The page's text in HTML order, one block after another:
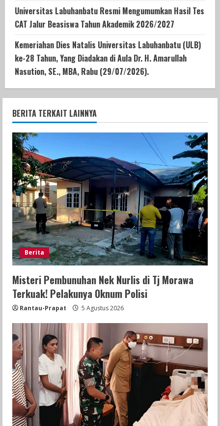
Universitas Labuhanbatu Resmi Mengumumkan Hasil Tes
CAT Jalur Beasiswa Tahun Akademik 2026/2027
Kemeriahan Dies Natalis Universitas Labuhanbatu (ULB)
ke-28 Tahun, Yang Diadakan di Aula Dr. H. Amarullah
Nasution, SE., MBA, Rabu (29/07/2026).
BERITA TERKAIT LAINNYA
Berita
Misteri Pembunuhan Nek Nurlis di Tj Morawa
Terkuak! Pelakunya Oknum Polisi
Rantau-Prapat 5 Agustus 2026